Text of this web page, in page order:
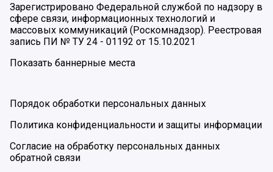
Зарегистрировано Федеральной службой по надзору в
сфере связи, информационных технологий и
массовых коммуникаций (Роскомнадзор). Реестровая
запись ПИ № ТУ 24 - 01192 от 15.10.2021
Показать баннерные места
Порядок обработки персональных данных
Политика конфиденциальности и защиты информации
Согласие на обработку персональных данных
обратной связи